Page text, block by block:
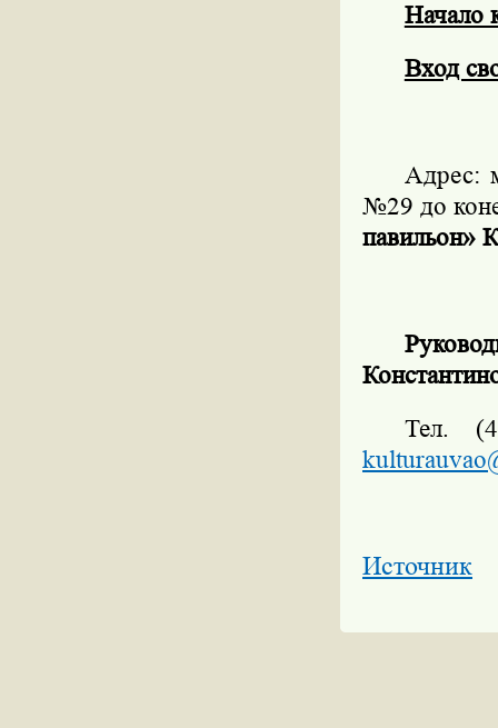
Начало
Вход
Адрес:
№29 до
павильон»
Тел.
kulturauvao
Источник